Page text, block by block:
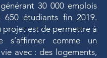
30 000 emplois
650 étudiants fin 2019.
projet est de permettre à
s’affirmer comme un
avec : des logements,